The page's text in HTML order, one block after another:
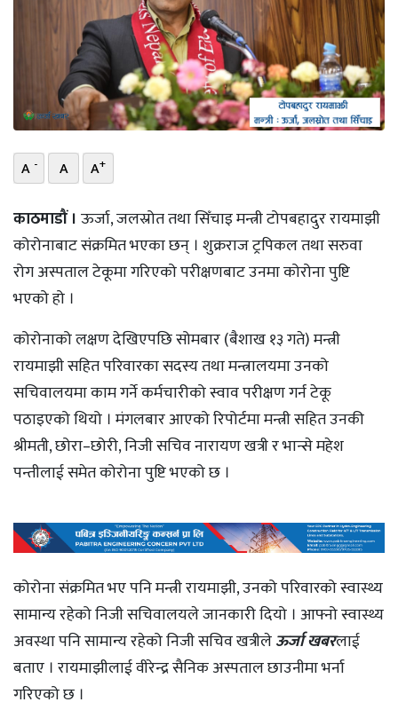
भिडियो
छापा
खोज
प्रोफाइल
ऊर्जा
विशेष
A - A A+
काठमाडौं । ऊर्जा, जलस्रोत तथा सिँचाइ मन्त्री टोपबहादुर रायमाझी
कोरोनाबाट संक्रमित भएका छन् । शुक्रराज ट्रपिकल तथा सरुवा
रोग अस्पताल टेकूमा गरिएको परीक्षणबाट उनमा कोरोना पुष्टि
भएको हो ।
कोरोनाको लक्षण देखिएपछि सोमबार (बैशाख १३ गते) मन्त्री
रायमाझी सहित परिवारका सदस्य तथा मन्त्रालयमा उनको
सचिवालयमा काम गर्ने कर्मचारीको स्वाव परीक्षण गर्न टेकू
पठाइएको थियो । मंगलबार आएको रिपोर्टमा मन्त्री सहित उनकी
श्रीमती, छोरा–छोरी, निजी सचिव नारायण खत्री र भान्से महेश
पन्तीलाई समेत कोरोना पुष्टि भएको छ ।
कोरोना संक्रमित भए पनि मन्त्री रायमाझी, उनको परिवारको स्वास्थ्य
सामान्य रहेको निजी सचिवालयले जानकारी दियो । आफ्नो स्वास्थ्य
अवस्था पनि सामान्य रहेको निजी सचिव खत्रीलेऊर्जा खबरलाई
बताए । रायमाझीलाई वीरेन्द्र सैनिक अस्पताल छाउनीमा भर्ना
गरिएको छ ।